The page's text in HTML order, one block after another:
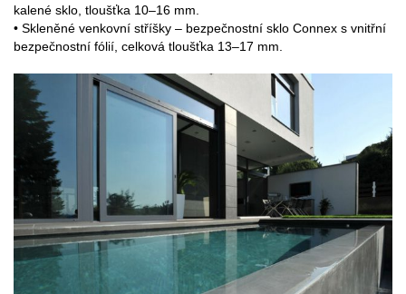
kalené sklo, tloušťka 10–16 mm.
• Skleněné venkovní stříšky – bezpečnostní sklo Connex s vnitřní
bezpečnostní fólií, celková tloušťka 13–17 mm.